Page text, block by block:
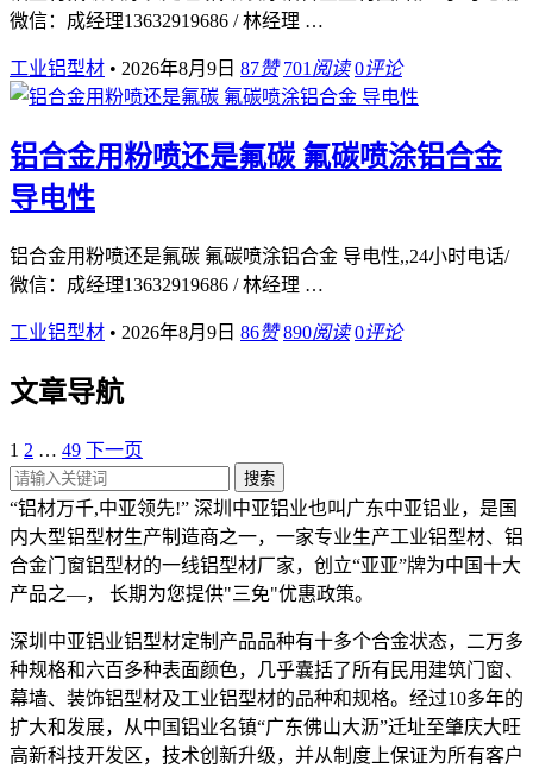
微信：成经理13632919686 / 林经理 …
工业铝型材 • 2026年8月9日 87赞 701阅读 0评论
铝合金用粉喷还是氟碳 氟碳喷涂铝合金
导电性
铝合金用粉喷还是氟碳 氟碳喷涂铝合金 导电性,,24小时电话/
微信：成经理13632919686 / 林经理 …
工业铝型材 • 2026年8月9日 86赞 890阅读 0评论
文章导航
1 2 … 49 下一页
搜索
“铝材万千,中亚领先!” 深圳中亚铝业也叫广东中亚铝业，是国
内大型铝型材生产制造商之一，一家专业生产工业铝型材、铝
合金门窗铝型材的一线铝型材厂家，创立“亚亚”牌为中国十大
产品之—， 长期为您提供"三免"优惠政策。
深圳中亚铝业铝型材定制产品品种有十多个合金状态，二万多
种规格和六百多种表面颜色，几乎囊括了所有民用建筑门窗、
幕墙、装饰铝型材及工业铝型材的品种和规格。经过10多年的
扩大和发展，从中国铝业名镇“广东佛山大沥”迁址至肇庆大旺
高新科技开发区，技术创新升级，并从制度上保证为所有客户